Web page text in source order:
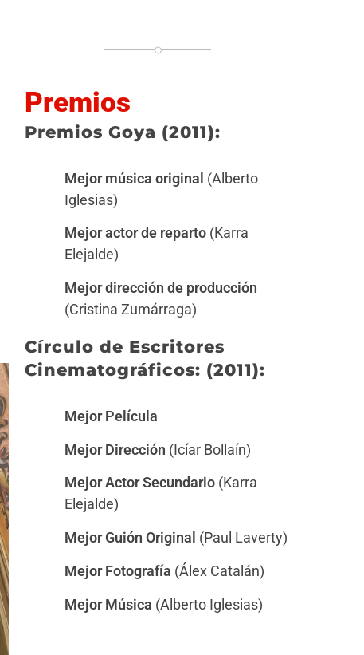
Premios
Premios Goya (2011):
Mejor música original (Alberto
Iglesias)
Mejor actor de reparto(Karra
Elejalde)
Mejor dirección de producción
(Cristina Zumárraga)
Círculo de Escritores
Cinematográficos: (2011):
Mejor Película
Mejor Dirección (Icíar Bollaín)
Mejor Actor Secundario(Karra
Elejalde)
Mejor Guión Original (Paul Laverty)
Mejor Fotografía (Álex Catalán)
Mejor Música (Alberto Iglesias)